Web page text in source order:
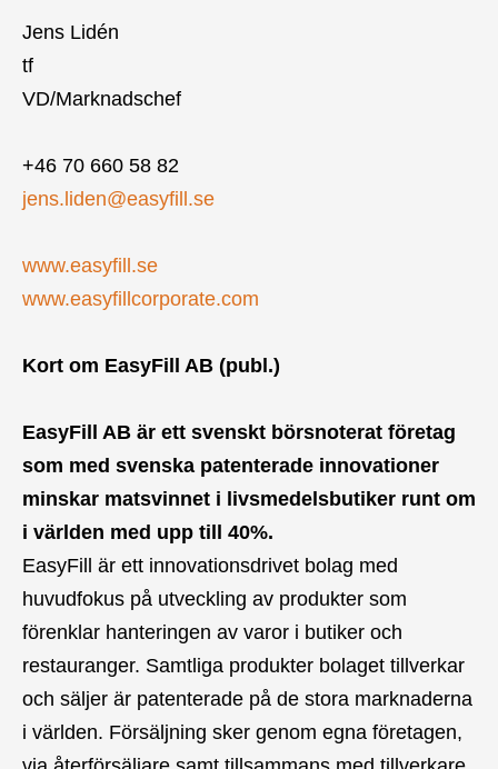
Jens Lidén
tf
VD/Marknadschef
+46 70 660 58 82
jens.liden@easyfill.se
www.easyfill.se
www.easyfillcorporate.com
Kort om EasyFill AB (publ.)
EasyFill AB är ett svenskt börsnoterat företag
som med svenska patenterade innovationer
minskar matsvinnet i livsmedelsbutiker runt om
i världen med upp till 40%.
EasyFill är ett innovationsdrivet bolag med
huvudfokus på utveckling av produkter som
förenklar hanteringen av varor i butiker och
restauranger. Samtliga produkter bolaget tillverkar
och säljer är patenterade på de stora marknaderna
i världen. Försäljning sker genom egna företagen,